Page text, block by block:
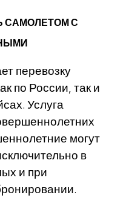
САМОЛЕТОМ С
перевозку
по России, так и
Услуга
могут
в
и при